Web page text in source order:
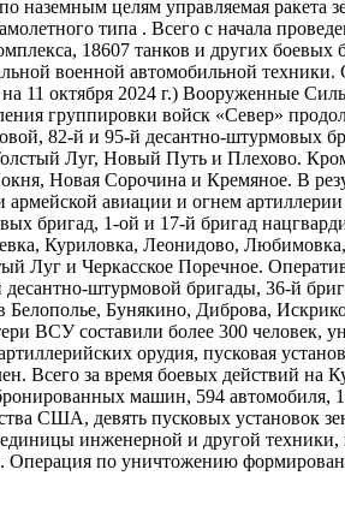
наземным целям управляемая ракета
типа . Всего с начала
18607 танков и других
военной автомобильной
11 октября 2024 г.) Вооруженные
группировки войск «Север»
82-й и 95-й десантно-​штурмовых
Луг, Новый Путь и Плехово.
Новая Сорочина и Кремяное. В
авиации и огнем
бригад, 1-ой и 17-й бригад
Куриловка, Леонидово,
и Черкасское Поречное.
​штурмовой бригады, 36-й
Белополье, Бунякино, Диброва,
ВСУ составили более 300 человек,
орудия, пусковая
Всего за время боевых действий на
машин, 594 автомобиля,
США, девять пусковых установок
инженерной и другой
по уничтожению